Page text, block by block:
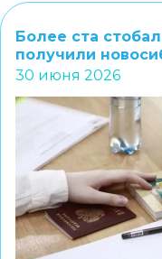
Более ста
получили
30 июня 2026